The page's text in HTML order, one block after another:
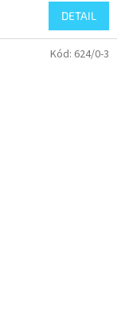
DETAIL
Kód: 624/0-3